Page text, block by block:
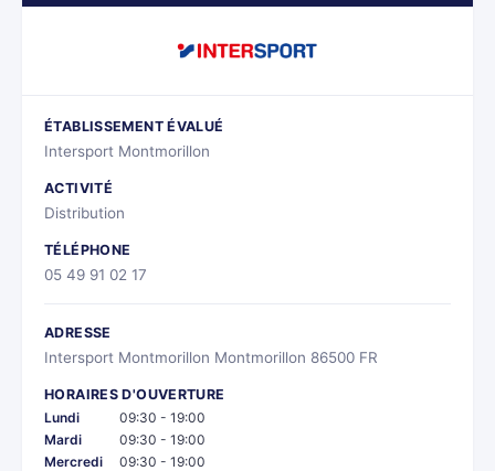
ÉTABLISSEMENT ÉVALUÉ
Intersport Montmorillon
ACTIVITÉ
Distribution
TÉLÉPHONE
05 49 91 02 17
ADRESSE
Intersport Montmorillon Montmorillon 86500 FR
HORAIRES D'OUVERTURE
Lundi
09:30 - 19:00
Mardi
09:30 - 19:00
Mercredi
09:30 - 19:00